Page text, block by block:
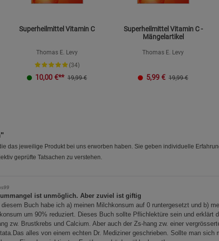
Superheilmittel Vitamin C
Thomas E. Levy
(34)
10,00 €** 19,99 €
Superheilmittel Vitamin C -
Mängelartikel
Thomas E. Levy
5,99 € 19,99 €
das jeweilige Produkt bei uns erworben haben. Sie geben individuelle
geprüfte Tatsachen zu verstehen.
ist unmöglich. Aber zuviel ist giftig
diesem Buch habe ich a) meinen Milchkonsum auf 0 runtergesetzt und b)
um 90% reduziert. Dieses Buch sollte Pflichlektüre sein und erklärt
zw. Brustkrebs und Calcium. Aber auch der Zs-hang zw. einer
alles von einem echten Dr. Mediziner geschrieben. Sollte man sich